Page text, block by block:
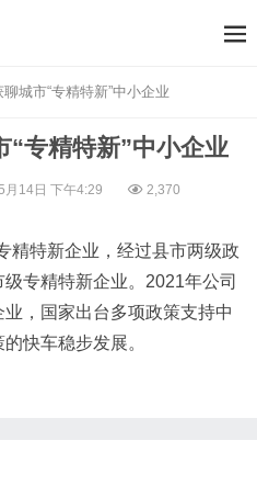
城市“专精特新”中小企业
“专精特新”中小企业
14日 下午4:29 2,370
精特新企业，经过县市两级政
专精特新企业。2021年公司
，国家出台多项政策支持中
快车稳步发展。